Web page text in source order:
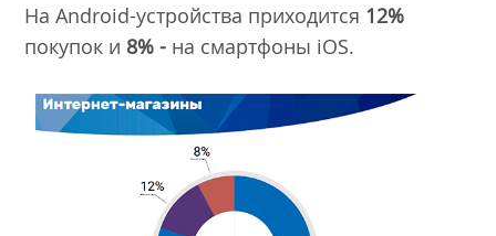
На Android-устройства приходится 12%
покупок и 8% - на смартфоны iOS.